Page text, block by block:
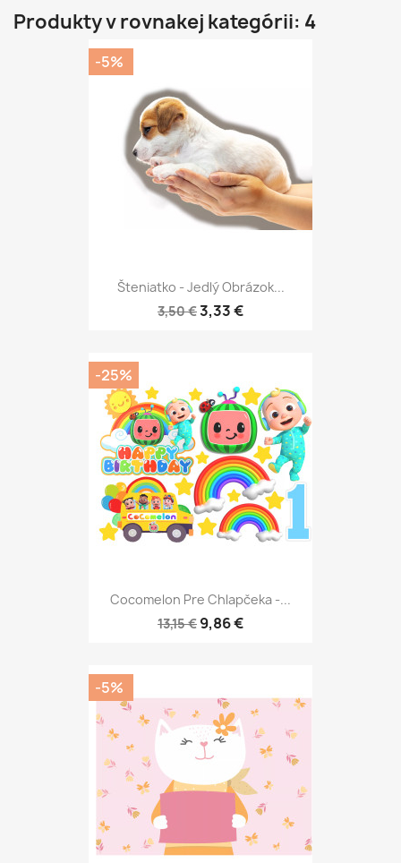
Produkty v rovnakej kategórii: 4
Šteniatko - Jedlý Obrázok...
3,50 €3,33 €
-5%
Cocomelon Pre Chlapčeka -...
13,15 € 9,86 €
-25%
-5%